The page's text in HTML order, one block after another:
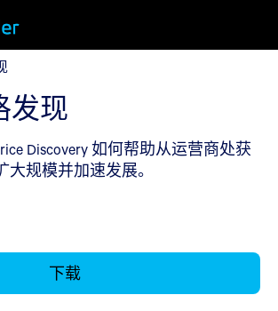
发现
Discovery 如何帮助从运营商处获
大规模并加速发展。
下载